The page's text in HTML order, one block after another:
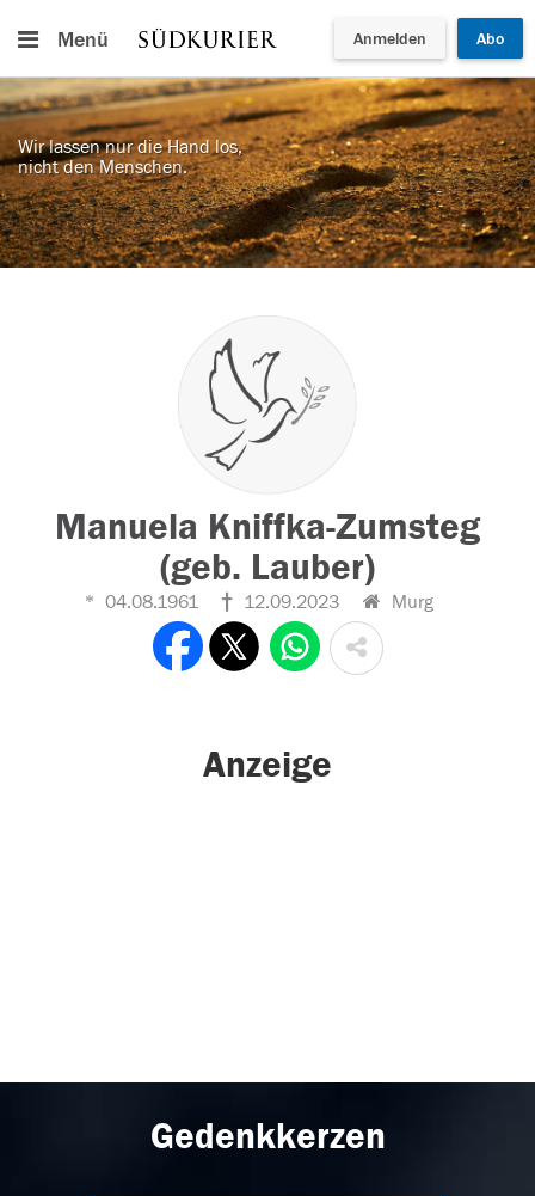
Menü Anmelden Abo
Wir lassen nur die Hand los,
nicht den Menschen.
Manuela Kniffka-Zumsteg
(geb. Lauber)
04.08.1961 12.09.2023 Murg
Anzeige
Gedenkkerzen